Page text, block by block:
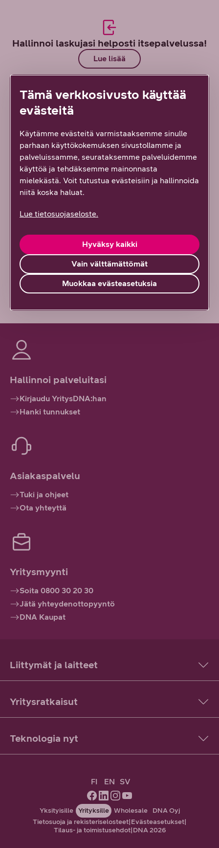
Hallinnoi laskujasi helposti itsepalvelussa!
Lue lisää
Löysitkö etsimäsi tiedon tältä sivulta?
Palautteesi on tärkeää!
vastausta
Vähän epäselvää
Hallinnoi palveluitasi
Kirjaudu YritysDNA:han
Hanki tunnukset
Asiakaspalvelu
Tuki ja ohjeet
Ota yhteyttä
Yritysmyynti
Soita 0800 30 20 30
Jätä yhteydenottopyyntö
DNA Kaupat
Liittymät ja laitteet
Yritysratkaisut
Teknologia nyt
FI EN SV
Yksityisille Yrityksille Wholesale
DNA Oyj
Tietosuoja ja rekisteriselosteet|Evästeasetukset|
Tilaus- ja toimistusehdot|DNA 2026
Tämä verkkosivusto käyttää
evästeitä
Käytämme evästeitä varmistaaksemme sinulle
parhaan käyttökokemuksen sivustollamme ja
palveluissamme, seurataksemme palveluidemme
käyttöä ja tehdäksemme mainonnasta
mielekästä. Voit tutustua evästeisiin ja hallinnoida
niitä koska haluat.
Lue tietosuojaseloste.
Vain välttämättömät
Hyväksy kaikki
Muokkaa evästeasetuksia